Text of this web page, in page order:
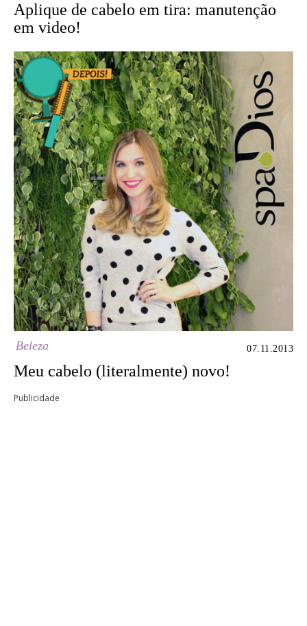
Aplique de cabelo em tira: manutenção
em video!
Beleza 07.11.2013
Meu cabelo (literalmente) novo!
Publicidade